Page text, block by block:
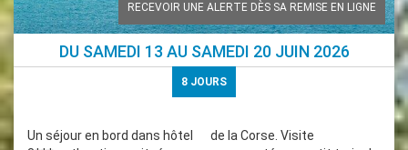
RECEVOIR UNE ALERTE DÈS SA REMISE EN LIGNE
DU SAMEDI 13 AU SAMEDI 20 JUIN 2026
8 JOURS
Un séjour en bord dans hôtel
de la Corse. Visite